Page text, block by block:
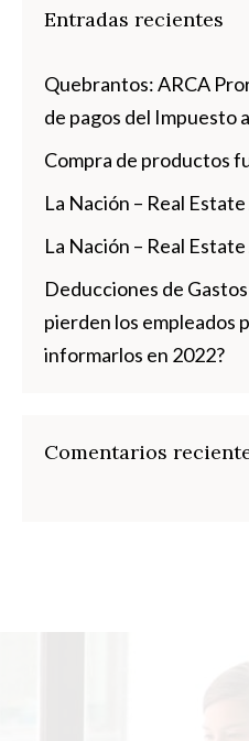
Entradas recientes
Quebrantos: ARCA
de pagos del Impuesto
Compra de productos
La Nación – Real
La Nación – Real
Deducciones de
pierden los empleados
informarlos en 2022?
Comentarios